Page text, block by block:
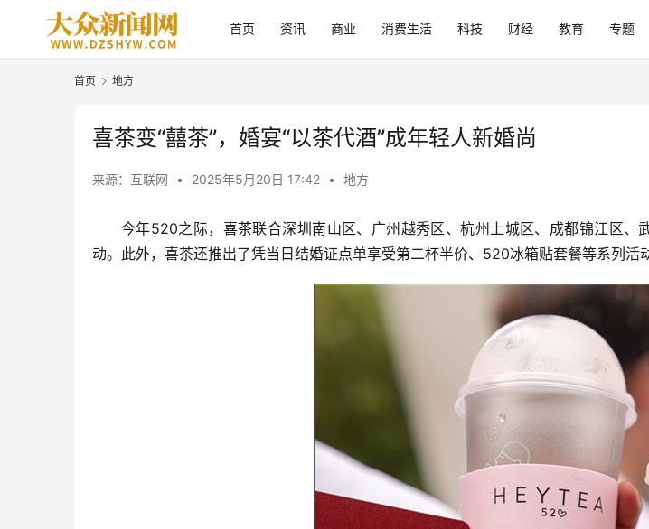
首页 资讯 商业 消费生活 科技 财经 教育 专题
首页 地方
喜茶变“囍茶”，婚宴“以茶代酒”成年轻人新婚尚
来源：互联网 • 2025年5月20日 17:42 • 地方
今年520之际， 喜茶联合深圳南山区、广州越秀区、杭州上城区、成都锦江区
动。此外，喜茶还推出了凭当日结婚证点单享受第二杯半价、520冰箱贴套餐等系列活